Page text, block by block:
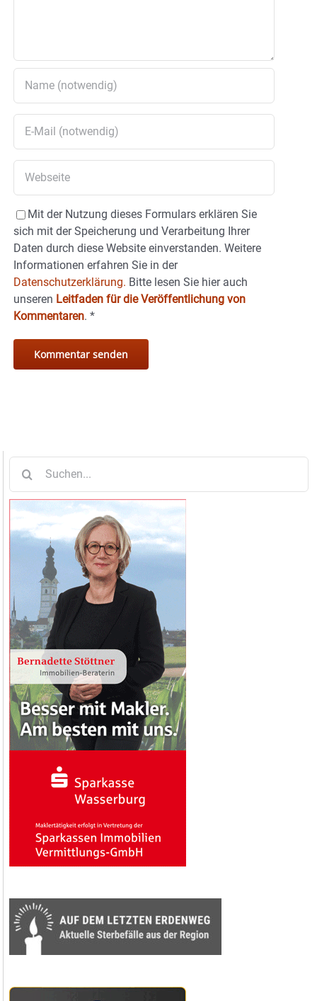
Mit der Nutzung dieses Formulars erklären Sie
sich mit der Speicherung und Verarbeitung Ihrer
Daten durch diese Website einverstanden. Weitere
Informationen erfahren Sie in der
Datenschutzerklärung. Bitte lesen Sie hier auch
unseren Leitfaden für die Veröffentlichung von
Kommentaren. *
nach: